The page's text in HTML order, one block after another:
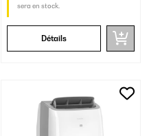
sera en stock.
Détails